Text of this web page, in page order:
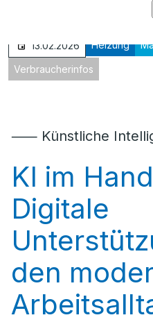
13.02.2026 Heizung
Verbraucherinfos
⸺ Künstliche
KI im
Digitale
den